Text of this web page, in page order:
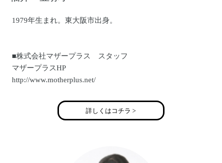
1979年生まれ。東大阪市出身。
■株式会社マザープラス スタッフ
マザープラスHP
http://www.motherplus.net/
■プライベートサロン「ｓｏｌｅｉｌ」代表
大阪市鶴見区プライベートサロン ブログ
詳しくはコチラ >